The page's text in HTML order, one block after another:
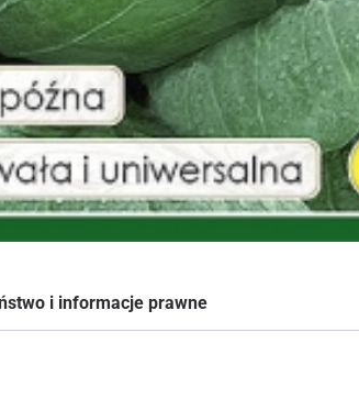
i informacje prawne